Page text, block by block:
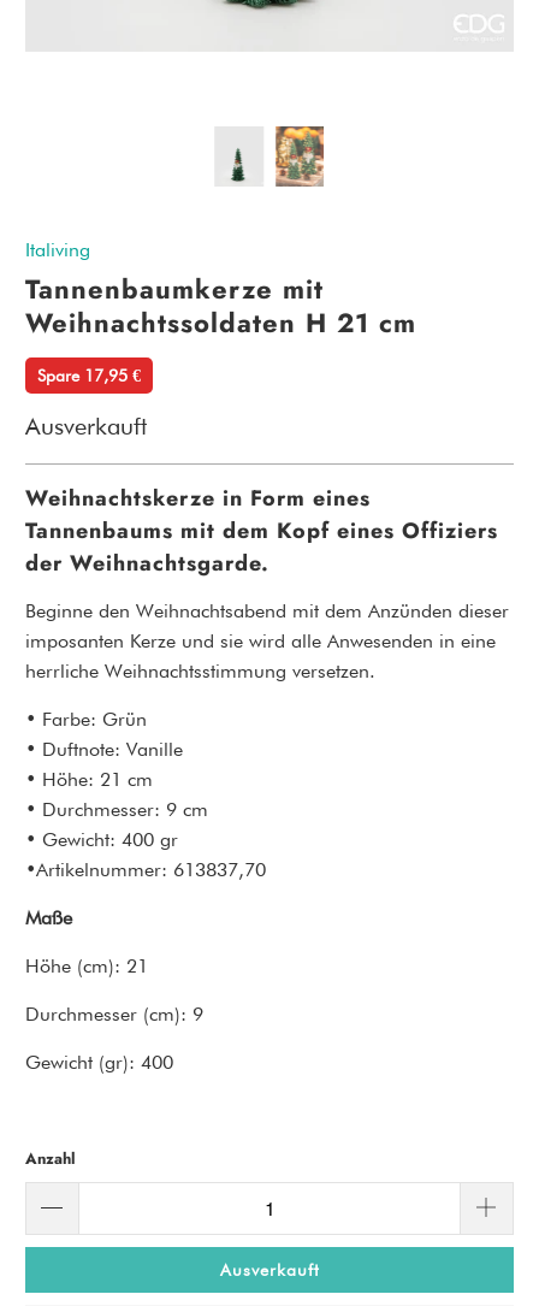
Italiving
Tannenbaumkerze mit
Weihnachtssoldaten H 21 cm
Spare 17,95 €
Ausverkauft
Weihnachtskerze in Form eines
Tannenbaums mit dem Kopf eines Offiziers
der Weihnachtsgarde.
Beginne den Weihnachtsabend mit dem Anzünden dieser
imposanten Kerze und sie wird alle Anwesenden in eine
herrliche Weihnachtsstimmung versetzen.
• Farbe: Grün
• Duftnote: Vanille
• Höhe: 21 cm
• Durchmesser: 9 cm
• Gewicht: 400 gr
•Artikelnummer: 613837,70
Maße
Höhe (cm): 21
Durchmesser (cm): 9
Gewicht (gr): 400
Anzahl
Ausverkauft